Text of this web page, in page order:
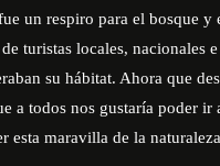
un respiro para el bosque y
turistas locales, nacionales e
su hábitat. Ahora que
a todos nos gustaría poder ir
esta maravilla de la